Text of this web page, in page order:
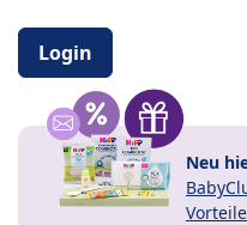
Login
Neu
Vorteile